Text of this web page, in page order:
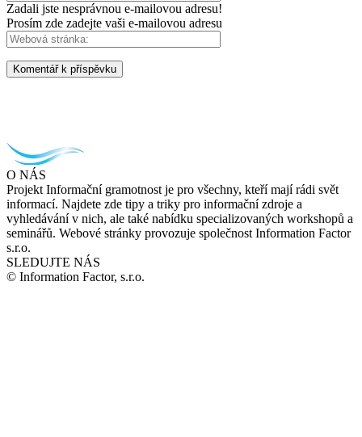
Zadali jste nesprávnou e-mailovou adresu!
Prosím zde zadejte vaši e-mailovou adresu
O NÁS
Projekt Informační gramotnost je pro všechny, kteří mají rádi svět
informací. Najdete zde tipy a triky pro informační zdroje a
vyhledávání v nich, ale také nabídku specializovaných workshopů a
seminářů. Webové stránky provozuje společnost Information Factor
s.r.o.
SLEDUJTE NÁS
© Information Factor, s.r.o.